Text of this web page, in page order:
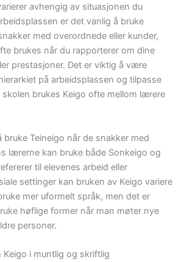
avhengig av situasjonen du
er det vanlig å bruke
med overordnede eller kunder,
brukes når du rapporterer om dine
prestasjoner. Det er viktig å være
på arbeidsplassen og tilpasse
skolen brukes Keigo ofte mellom lærere
bruke Teineigo når de snakker med
lærerne kan bruke både Sonkeigo og
til elevenes arbeid eller
settinger kan bruken av Keigo variere
mer uformelt språk, men det er
høflige former når man møter nye
personer.
Keigo i muntlig og skriftlig